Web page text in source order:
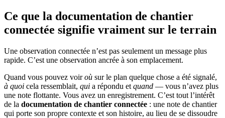
Ce que la documentation de chantier
connectée signifie vraiment sur le terrain
Une observation connectée n’est pas seulement un message plus
rapide. C’est une observation ancrée à son emplacement.
Quand vous pouvez voiroù sur le plan quelque chose a été signalé,
à quoi cela ressemblait, qui a répondu et quand — vous n’avez plus
une note flottante. Vous avez un enregistrement. C’est tout l’intérêt
de la documentation de chantier connectée : une note de chantier
qui porte son propre contexte et son histoire, au lieu de se dissoudre